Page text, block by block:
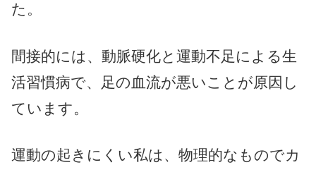
た。
間接的には、動脈硬化と運動不足による生
活習慣病で、足の血流が悪いことが原因し
ています。
運動の起きにくい私は、物理的なものでカ